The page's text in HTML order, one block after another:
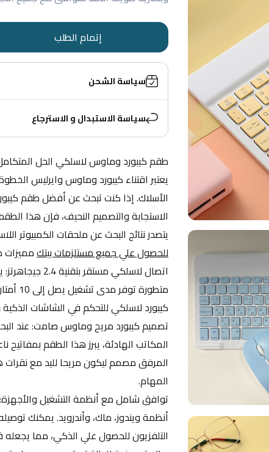
إتمام الطلب
سياسة الشحن
سياسة الاستبدال و الاسترجاع
طقم كيبورد وماوس لاسلكي الحل المتكامل
يتصدر نتائج البحث عن ملحقات الكمبيوتر
للحصول علي جميع مستلزمات بيتك مميزات
كيبورد لاسلكي للتحكم في الشاشات
المهام.
التلفزيون للحصول علي الذكي، مما